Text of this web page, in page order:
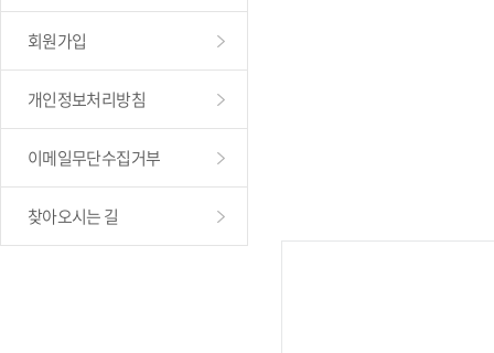
회원가입
개인정보처리방침
이메일무단수집거부
찾아오시는 길